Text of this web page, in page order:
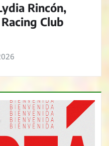
Rincón,
Club